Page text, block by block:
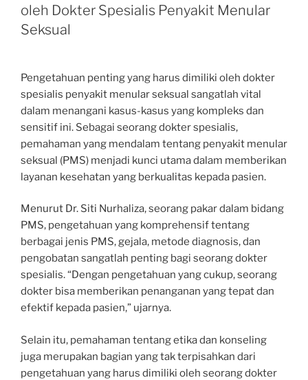
oleh Dokter Spesialis Penyakit Menular
Seksual
Pengetahuan penting yang harus dimiliki oleh dokter
spesialis penyakit menular seksual sangatlah vital
dalam menangani kasus-kasus yang kompleks dan
sensitif ini. Sebagai seorang dokter spesialis,
pemahaman yang mendalam tentang penyakit menular
seksual (PMS) menjadi kunci utama dalam memberikan
layanan kesehatan yang berkualitas kepada pasien.
Menurut Dr. Siti Nurhaliza, seorang pakar dalam bidang
PMS, pengetahuan yang komprehensif tentang
berbagai jenis PMS, gejala, metode diagnosis, dan
pengobatan sangatlah penting bagi seorang dokter
spesialis. “Dengan pengetahuan yang cukup, seorang
dokter bisa memberikan penanganan yang tepat dan
efektif kepada pasien,” ujarnya.
Selain itu, pemahaman tentang etika dan konseling
juga merupakan bagian yang tak terpisahkan dari
pengetahuan yang harus dimiliki oleh seorang dokter